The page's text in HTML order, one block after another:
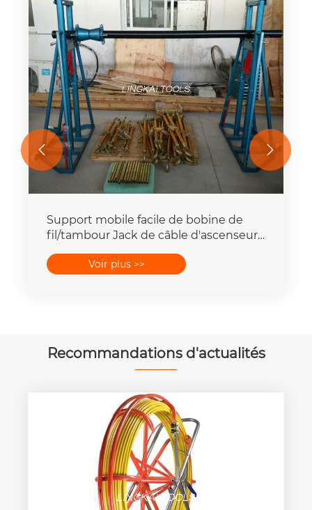
Support mobile facile de bobine de
fil/tambour Jack de câble d'ascenseur
5 - 20 tonnes
Voir plus >>
 
Recommandations d'actualités